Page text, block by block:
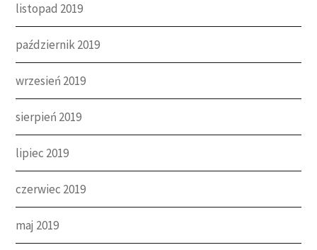
listopad 2019
październik 2019
wrzesień 2019
sierpień 2019
lipiec 2019
czerwiec 2019
maj 2019